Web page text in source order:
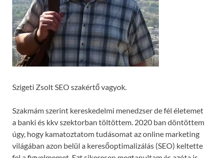
Szigeti Zsolt SEO szakértő vagyok.
Szakmám szerint kereskedelmi menedzser de fél életemet
a banki és kkv szektorban töltöttem. 2020 ban döntöttem
úgy, hogy kamatoztatom tudásomat az online marketing
világában azon belül a keresőoptimalizálás (SEO) keltette